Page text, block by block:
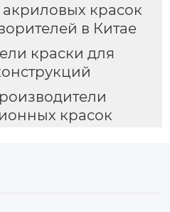
красок
в Китае
краски для
красок